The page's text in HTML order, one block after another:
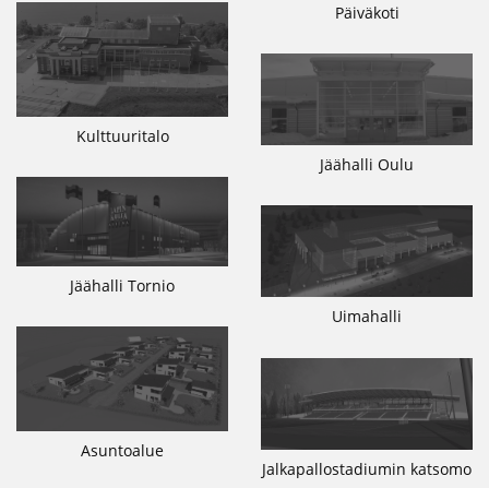
Päiväkoti
Kulttuuritalo
Jäähalli Oulu
Jäähalli Tornio
Uimahalli
Asuntoalue
Jalkapallostadiumin katsomo